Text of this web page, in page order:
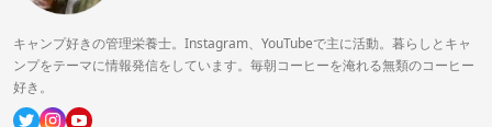
キャンプ好きの管理栄養士。Instagram、YouTubeで主に活動。暮らしとキャ
ンプをテーマに情報発信をしています。毎朝コーヒーを淹れる無類のコーヒー
好き。